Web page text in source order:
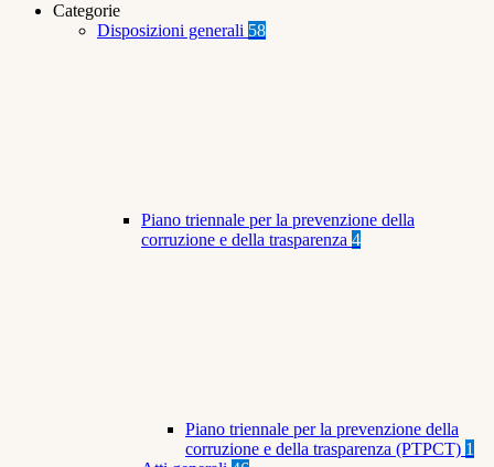
Categorie
Disposizioni generali 58
Piano triennale per la prevenzione della
corruzione e della trasparenza 4
Piano triennale per la prevenzione della
corruzione e della trasparenza (PTPCT) 1